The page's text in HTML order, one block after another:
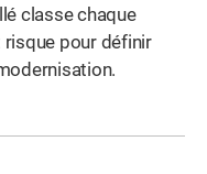
classe chaque
pour définir